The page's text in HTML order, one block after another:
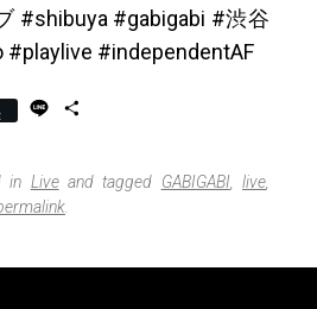
#shibuya #gabigabi #渋谷
#independentAF
e
r
in Liveand tagged GABIGABI ,live